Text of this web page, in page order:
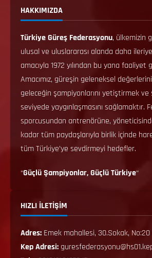
HAKKIMIZDA
Türkiye Güreş Federasyonu, ülkemizin
ulusal ve uluslararası alanda daha
amacıyla 1972 yılından bu yana
Amacımız, güreşin geleneksel
geleceğin şampiyonlarını yetiştirmek
seviyede yaygınlaşmasını sağlamaktır.
sporcusundan antrenörüne,
kadar tüm paydaşlarıyla birlik içinde
tüm Türkiye’ye sevdirmeyi hedefler.
“Güçlü Şampiyonlar, Güçlü Türkiye“
HIZLI İLETİŞİM
Adres: Emek mahallesi, 30.Sokak,
Kep Adresi: